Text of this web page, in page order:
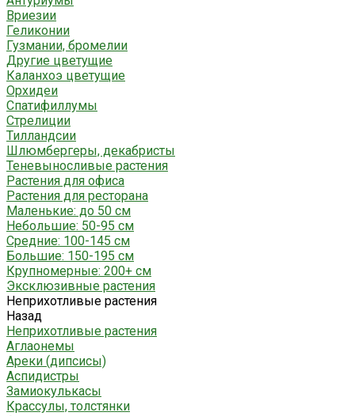
Вриезии
Геликонии
Гузмании, бромелии
Другие цветущие
Каланхоэ цветущие
Орхидеи
Спатифиллумы
Стрелиции
Тилландсии
Шлюмбергеры, декабристы
Теневыносливые растения
Растения для офиса
Растения для ресторана
Маленькие: до 50 см
Небольшие: 50-95 см
Средние: 100-145 см
Большие: 150-195 см
Крупномерные: 200+ см
Эксклюзивные растения
Неприхотливые растения
Назад
Неприхотливые растения
Аглаонемы
Ареки (дипсисы)
Аспидистры
Замиокулькасы
Крассулы, толстянки